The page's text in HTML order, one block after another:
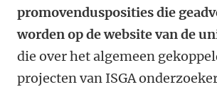
promovendusposities die
worden op de website van de
die over het algemeen
projecten van ISGA